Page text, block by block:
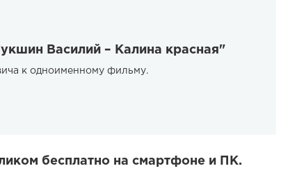
Василий – Калина красная"
к одноименному фильму.
бесплатно на смартфоне и ПК.